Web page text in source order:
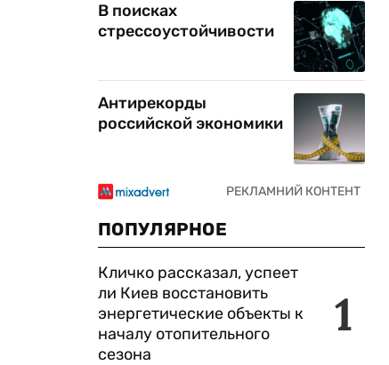
В поисках
стрессоустойчивости
Антирекорды
российской экономики
ПОПУЛЯРНОЕ
1
Кличко рассказал, успеет
ли Киев восстановить
энергетические объекты к
началу отопительного
сезона